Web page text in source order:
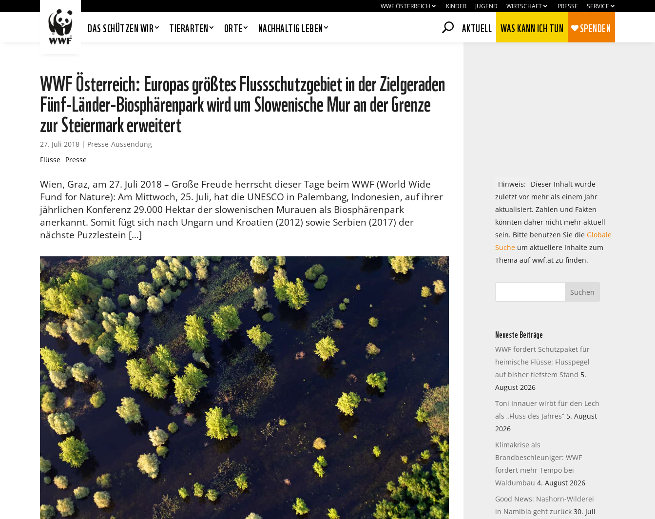
WWF ÖSTERREICH KINDER JUGEND WIRTSCHAFT PRESSE SERVICE
DAS SCHÜTZEN WIR TIERARTEN ORTE NACHHALTIG LEBEN AKTUELL WAS KANN ICH TUN SPENDEN
WWF Österreich: Europas größtes Flussschutzgebiet in der Zielgeraden
Fünf-Länder-Biosphärenpark wird um Slowenische Mur an der Grenze
zur Steiermark erweitert
27. Juli 2018 | Presse-Aussendung
Flüsse Presse
Wien, Graz, am 27. Juli 2018 – Große Freude herrscht dieser Tage beim WWF (World Wide
Fund for Nature): Am Mittwoch, 25. Juli, hat die UNESCO in Palembang, Indonesien, auf ihrer
jährlichen Konferenz 29.000 Hektar der slowenischen Murauen als Biosphärenpark
anerkannt. Somit fügt sich nach Ungarn und Kroatien (2012) sowie Serbien (2017) der
nächste Puzzlestein […]
Hinweis:
Dieser Inhalt wurde
zuletzt vor mehr als einem Jahr
aktualisiert. Zahlen und Fakten
könnten daher nicht mehr aktuell
sein. Bitte benutzen Sie die Globale
Sucheum aktuellere Inhalte zum
Thema auf wwf.at zu finden.
Neueste Beiträge
WWF fordert Schutzpaket für
heimische Flüsse: Flusspegel
auf bisher tiefstem Stand 5.
August 2026
Toni Innauer wirbt für den Lech
als „Fluss des Jahres“ 5. August
2026
Klimakrise als
Brandbeschleuniger: WWF
fordert mehr Tempo bei
Waldumbau 4. August 2026
Good News: Nashorn-Wilderei
in Namibia geht zurück 30. Juli
PANDAS LIEBEN COOKIES, WIR
AUCH!
Deine Auswahl kannst du über den
entsprechenden Link im Footer der
Website jederzeit widerrufen.
Ablehnen